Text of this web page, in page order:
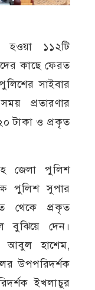
হওয়া ১১২টি
কাছে ফেরত
সাইবার
প্রতারণার
টাকা ও প্রকৃত
জেলা পুলিশ
পুলিশ সুপার
থেকে প্রকৃত
বুঝিয়ে দেন।
আবুল হাশেম,
উপপরিদর্শক
ইখলাচুর